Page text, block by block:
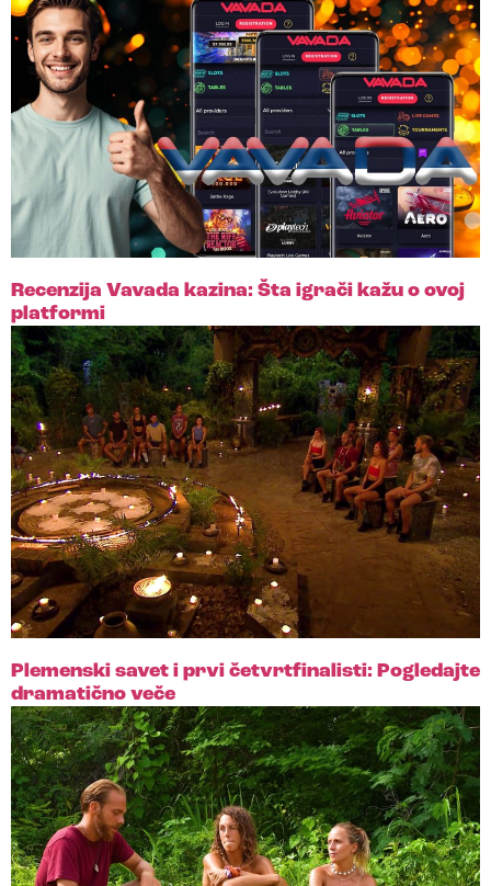
Recenzija Vavada kazina: Šta igrači kažu o ovoj
platformi
Plemenski savet i prvi četvrtfinalisti: Pogledajte
dramatično veče